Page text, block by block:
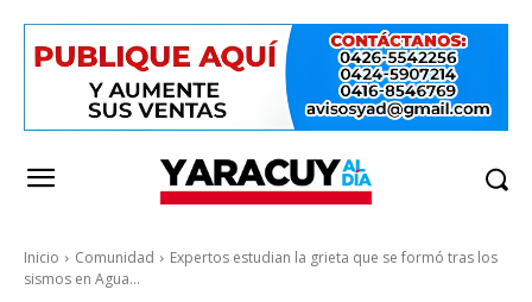
Inicio Comunidad
Expertos estudian la grieta que se formó tras los
sismos en Agua...